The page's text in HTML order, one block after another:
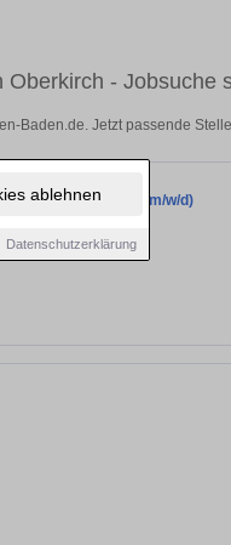
ablehnen
Datenschutzerklärung
- Jobsuche
Baden.de. Jetzt passende
(m/w/d)